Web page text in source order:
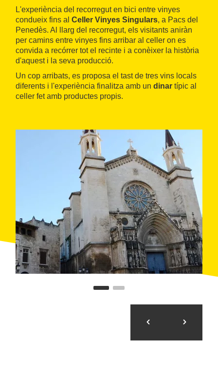
L'experiència del recorregut en bici entre vinyes
condueix fins al Celler Vinyes Singulars, a Pacs del
Penedès. Al llarg del recorregut, els visitants aniràn
per camins entre vinyes fins arribar al celler on es
convida a recórrer tot el recinte i a conèixer la història
d'aquest i la seva producció.
Un cop arribats, es proposa el tast de tres vins locals
diferents i l'experiència finalitza amb un dinar típic al
celler fet amb productes propis.